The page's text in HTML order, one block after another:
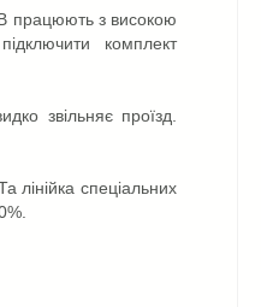
працюють з високою
комплект
звільняє проїзд.
лінійка спеціальних